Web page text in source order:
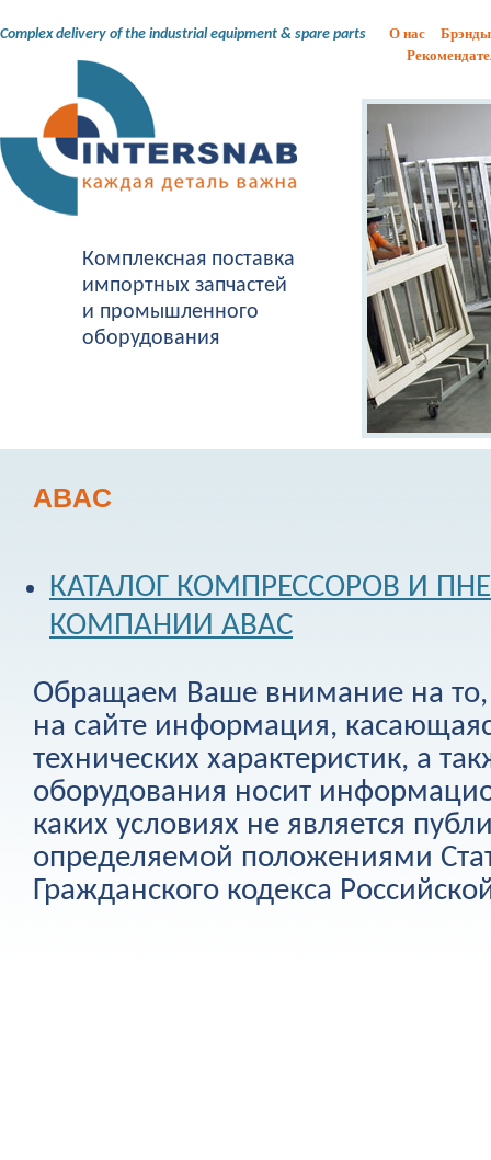
Complex delivery of the industrial equipment & spare parts
Комплексная поставка
импортных запчастей
и промышленного
оборудования
О нас
Брэнды
ABAC
КАТАЛОГ КОМПРЕССОРОВ И
КОМПАНИИ ABAC
Обращаем Ваше внимание на то,
на сайте информация,
технических характеристик, а
оборудования носит
каких условиях не является
определяемой положениями
Гражданского кодекса